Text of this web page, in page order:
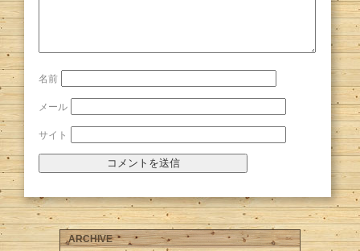
名前
メール
サイト
ARCHIVE